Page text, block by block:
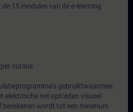
15 modules van de e-learning
cursus
gebruiktwaarmee
elektrische net optreden visueel
wordt tot een minimum